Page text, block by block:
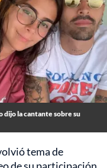
dijo la cantante sobre su
tema de